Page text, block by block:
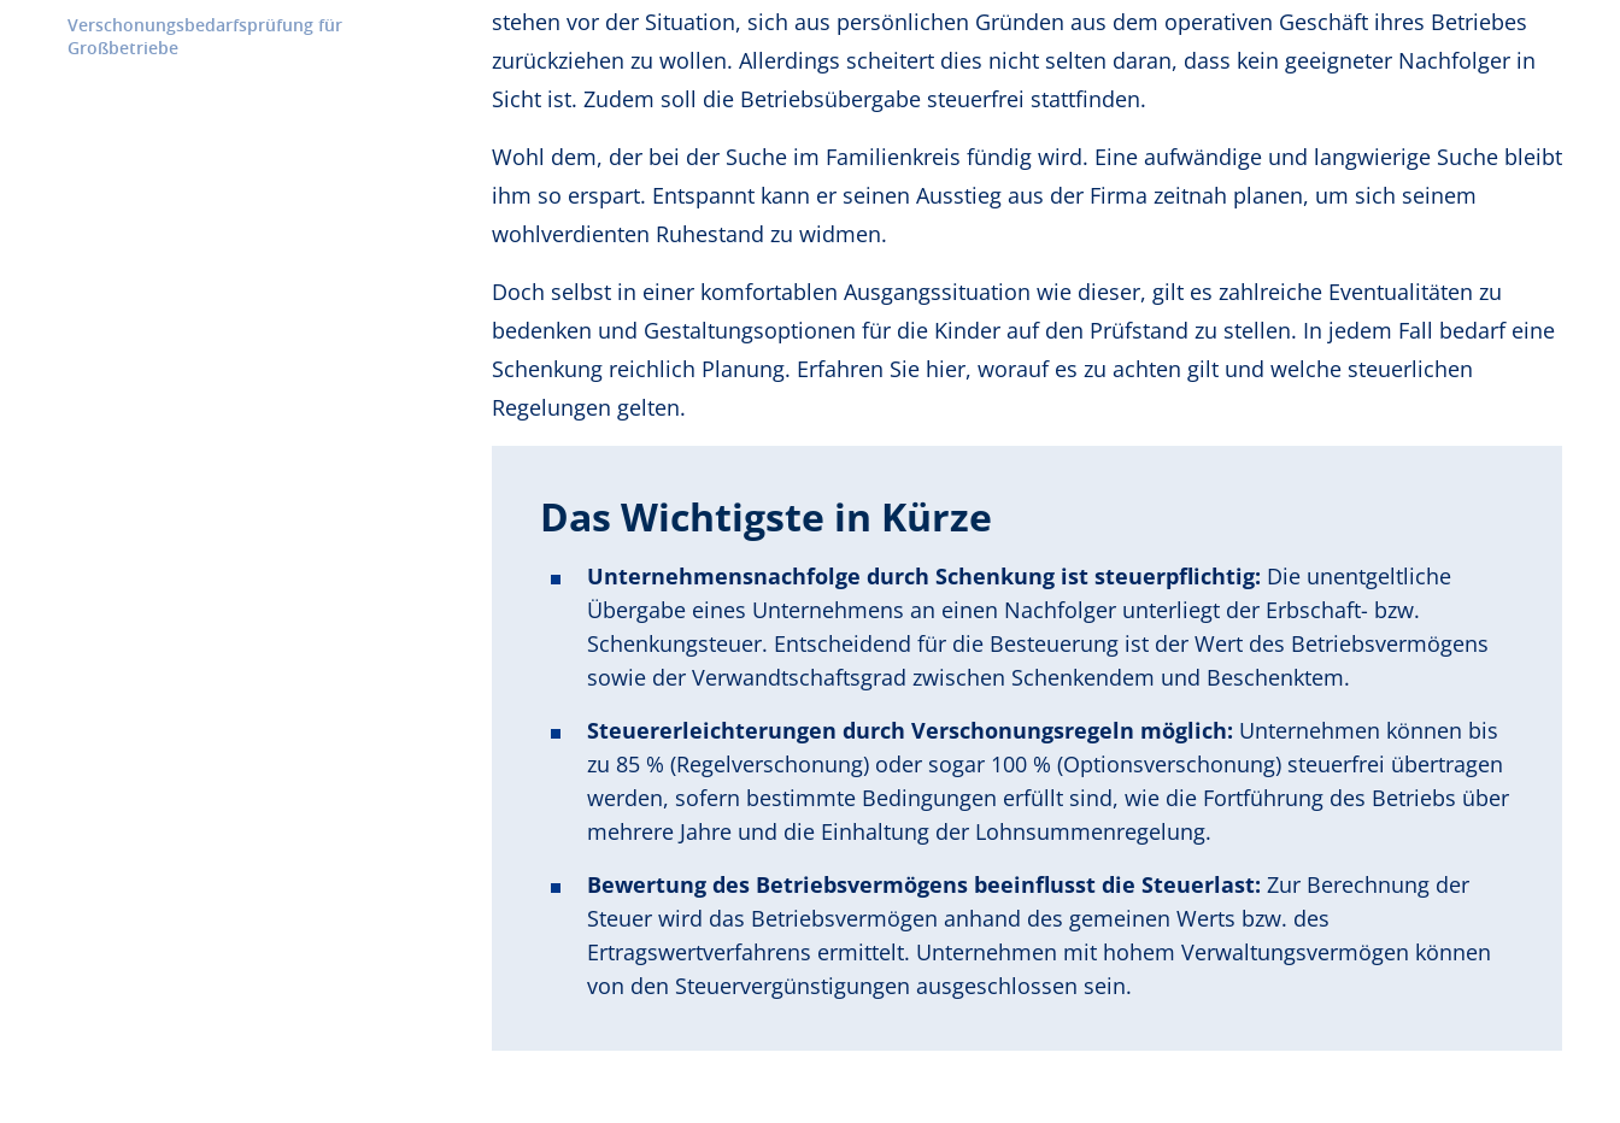
Verschonungsbedarfsprüfung für
Großbetriebe
stehen vor der Situation, sich aus persönlichen Gründen aus dem operativen Geschäft ihres Betriebes
zurückziehen zu wollen. Allerdings scheitert dies nicht selten daran, dass kein geeigneter Nachfolger in
Sicht ist. Zudem soll die Betriebsübergabe steuerfrei stattfinden.
Wohl dem, der bei der Suche im Familienkreis fündig wird. Eine aufwändige und langwierige Suche bleibt
ihm so erspart. Entspannt kann er seinen Ausstieg aus der Firma zeitnah planen, um sich seinem
wohlverdienten Ruhestand zu widmen.
Doch selbst in einer komfortablen Ausgangssituation wie dieser, gilt es zahlreiche Eventualitäten zu
bedenken und Gestaltungsoptionen für die Kinder auf den Prüfstand zu stellen. In jedem Fall bedarf eine
Schenkung reichlich Planung. Erfahren Sie hier, worauf es zu achten gilt und welche steuerlichen
Regelungen gelten.
Das Wichtigste in Kürze
Unternehmensnachfolge durch Schenkung ist steuerpflichtig: Die unentgeltliche
Übergabe eines Unternehmens an einen Nachfolger unterliegt der Erbschaft- bzw.
Schenkungsteuer. Entscheidend für die Besteuerung ist der Wert des Betriebsvermögens
sowie der Verwandtschaftsgrad zwischen Schenkendem und Beschenktem.
Steuererleichterungen durch Verschonungsregeln möglich: Unternehmen können bis
zu 85 % (Regelverschonung) oder sogar 100 % (Optionsverschonung) steuerfrei übertragen
werden, sofern bestimmte Bedingungen erfüllt sind, wie die Fortführung des Betriebs über
mehrere Jahre und die Einhaltung der Lohnsummenregelung.
Bewertung des Betriebsvermögens beeinflusst die Steuerlast: Zur Berechnung der
Steuer wird das Betriebsvermögen anhand des gemeinen Werts bzw. des
Ertragswertverfahrens ermittelt. Unternehmen mit hohem Verwaltungsvermögen können
von den Steuervergünstigungen ausgeschlossen sein.